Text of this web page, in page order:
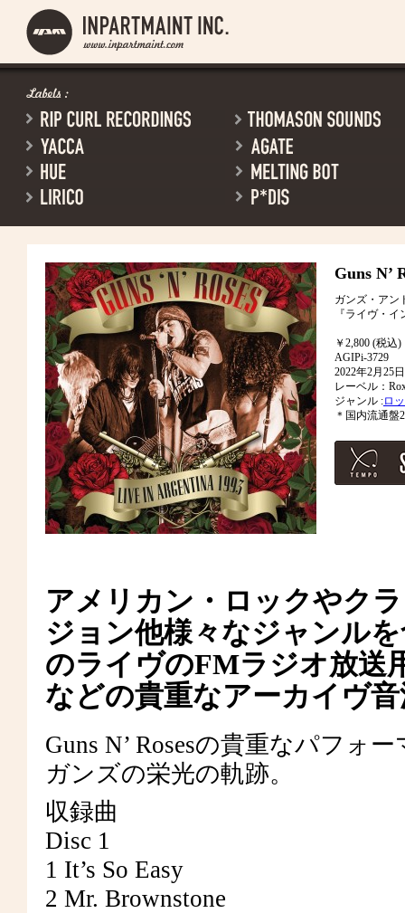
Guns N’
ガンズ・アン
『ライヴ・
￥2,800 (税込)
AGIPi-3729
2022年2月25
レーベル：
ジャンル :ロ
＊国内流通盤
アメリカン・ロックやク
ジョン他様々なジャンル
のライヴのFMラジオ放送
などの貴重なアーカイヴ
Guns N’ Rosesの貴重なパフォ
ガンズの栄光の軌跡。
収録曲
Disc 1
1 It’s So Easy
2 Mr. Brownstone